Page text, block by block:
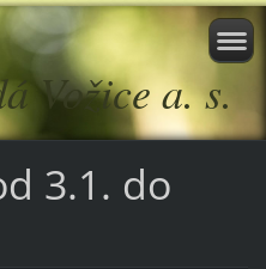
Vožice a. s.
3.1. do